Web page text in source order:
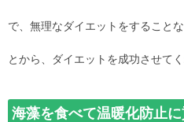
で、無理なダイエットをすること
とから、ダイエットを成功させてく
海藻を食べて温暖化防止